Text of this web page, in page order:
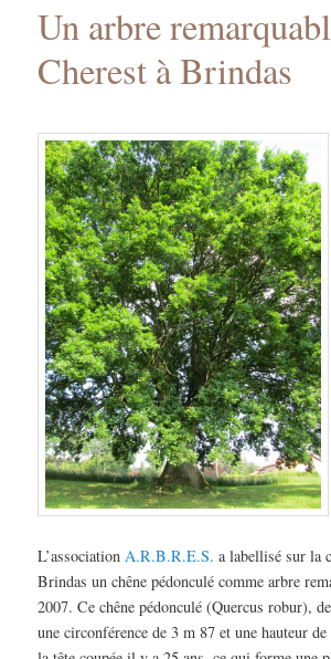
principal
secondaire
Un arbre
Cherest à Brindas
L’association A.R.B.R.E.S. a labellisé sur la
Brindas un chêne pédonculé comme arbre
2007. Ce chêne pédonculé (Quercus robur),
une circonférence de 3 m 87 et une hauteur